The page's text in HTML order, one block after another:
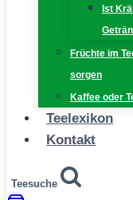
Ist
Früchte im
sorgen
Kaffee oder
Teelexikon
Kontakt
Teesuche